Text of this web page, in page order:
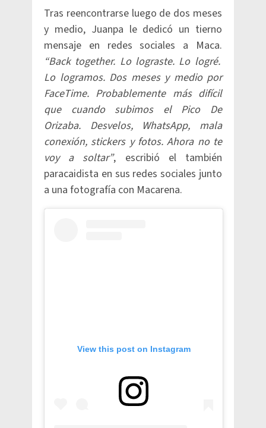
Tras reencontrarse luego de dos meses
y medio, Juanpa le dedicó un tierno
mensaje en redes sociales a Maca.
“Back together. Lo lograste. Lo logré.
Lo logramos. Dos meses y medio por
FaceTime. Probablemente más difícil
que cuando subimos el Pico De
Orizaba. Desvelos, WhatsApp, mala
conexión, stickers y fotos. Ahora no te
voy a soltar”, escribió el también
paracaidista en sus redes sociales junto
a una fotografía con Macarena.
View this post on Instagram